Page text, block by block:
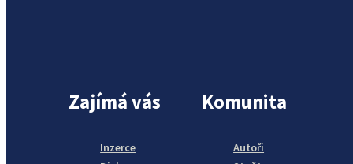
Zajímá vás
Inzerce
Komunita
Autoři